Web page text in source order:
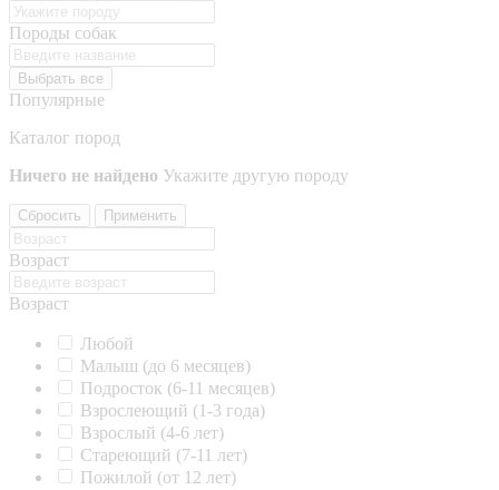
Породы собак
Выбрать все
Популярные
Каталог пород
Ничего не найдено Укажите другую породу
Сбросить Применить
Возраст
Возраст
Любой
Малыш (до 6 месяцев)
Подросток (6-11 месяцев)
Взрослеющий (1-3 года)
Взрослый (4-6 лет)
Стареющий (7-11 лет)
Пожилой (от 12 лет)